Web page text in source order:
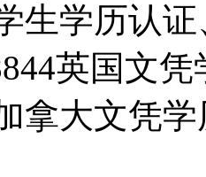
生学历认
英国文
拿大文凭